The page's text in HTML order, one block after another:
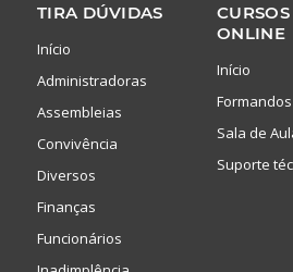
TIRA DÚVIDAS
Início
Administradoras
Assembleias
Convivência
Diversos
Finanças
Funcionários
CURSOS
ONLINE
Início
Formandos
Sala de
Suporte